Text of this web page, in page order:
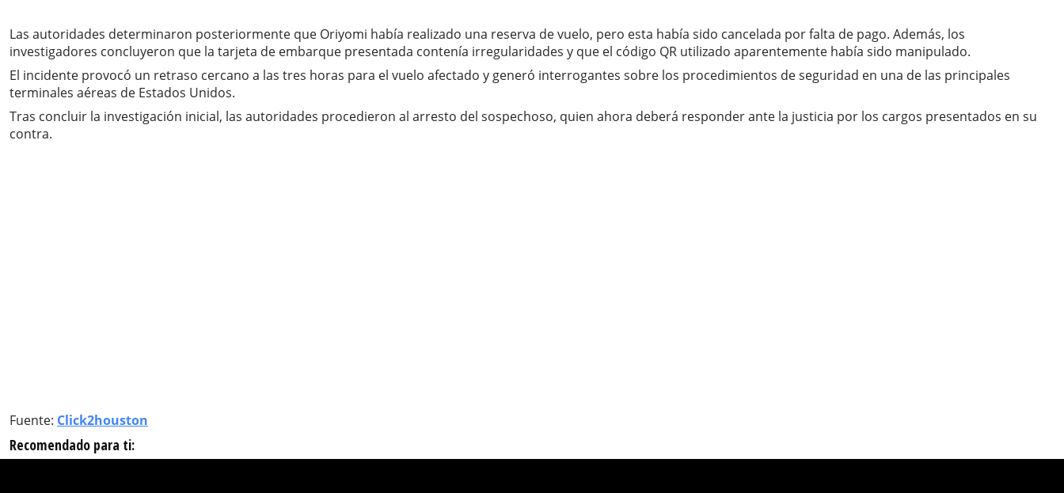
Las autoridades determinaron posteriormente que Oriyomi había realizado una reserva de vuelo, pero esta había sido cancelada por falta de pago. Además, los
investigadores concluyeron que la tarjeta de embarque presentada contenía irregularidades y que el código QR utilizado aparentemente había sido manipulado.
El incidente provocó un retraso cercano a las tres horas para el vuelo afectado y generó interrogantes sobre los procedimientos de seguridad en una de las principales
terminales aéreas de Estados Unidos.
Tras concluir la investigación inicial, las autoridades procedieron al arresto del sospechoso, quien ahora deberá responder ante la justicia por los cargos presentados en su
contra.
Fuente: Click2houston
Recomendado para ti: